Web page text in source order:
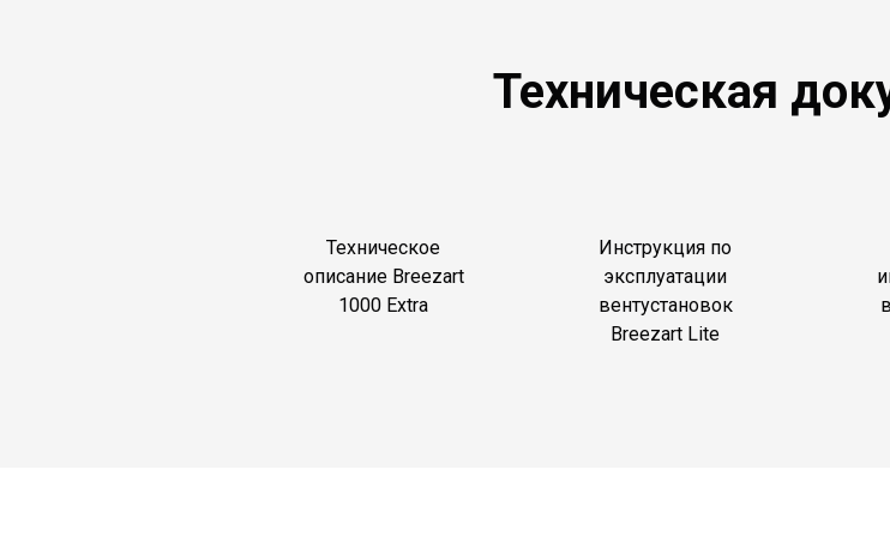
Техническая
Техническое
описание Breezart
1000 Extra
Инструкция по
эксплуатации
вентустановок
Breezart Lite